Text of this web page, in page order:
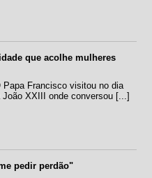
que acolhe mulheres
Papa Francisco visitou no dia
XXIII onde conversou [...]
pedir perdão"